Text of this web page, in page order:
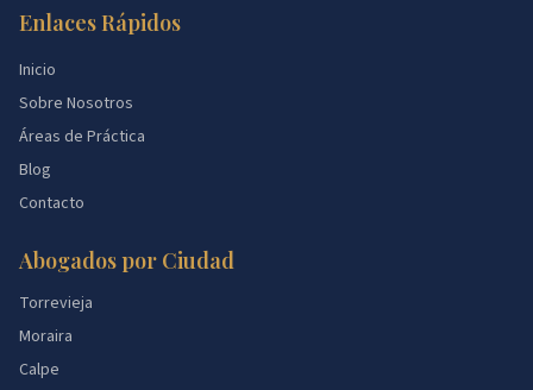
Enlaces Rápidos
Inicio
Sobre Nosotros
Áreas de Práctica
Blog
Contacto
Abogados por Ciudad
Torrevieja
Moraira
Calpe